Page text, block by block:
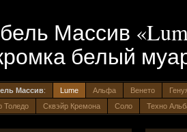
Массив
белый
Массив: Lume Альфа Венето
Толедо Сквэйр Кремона Соло Техно